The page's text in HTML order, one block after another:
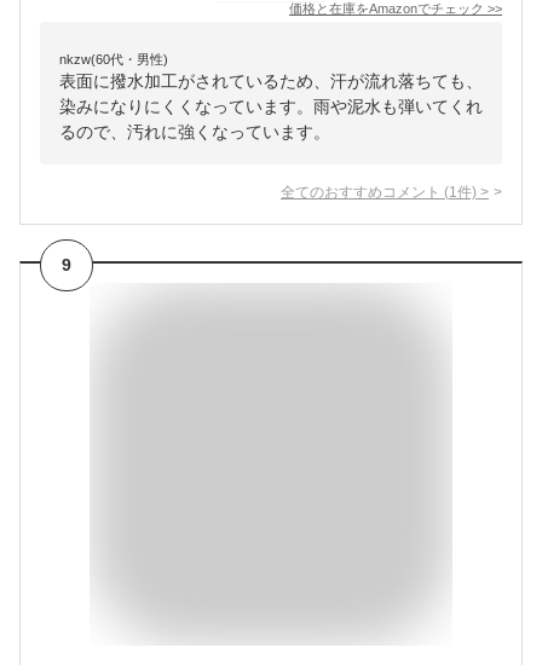
価格と在庫をAmazonでチェック >>
nkzw(60代・男性)
表面に撥水加工がされているため、汗が流れ落ちても、
染みになりにくくなっています。雨や泥水も弾いてくれ
るので、汚れに強くなっています。
全てのおすすめコメント (1 件) >
9